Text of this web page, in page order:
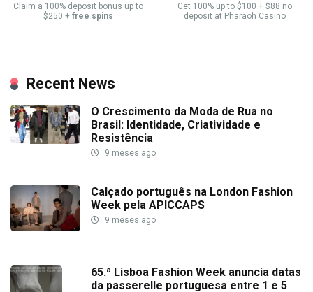
Claim a 100% deposit bonus up to
$250 + free spins
Get 100% up to $100 + $88 no
deposit at Pharaoh Casino
Recent News
O Crescimento da Moda de Rua no
Brasil: Identidade, Criatividade e
Resistência
9 meses ago
Calçado português na London Fashion
Week pela APICCAPS
9 meses ago
65.ª Lisboa Fashion Week anuncia datas
da passerelle portuguesa entre 1 e 5